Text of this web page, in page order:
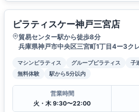
ピラティスケー神戸三宮店
貿易センター駅から徒歩8分
兵庫県神戸市中央区三宮町1丁目4ー3ク
マシンピラティス グループピラティス 子
無料体験
駅から5分以内
営業時間
火・木 9:30〜22:00